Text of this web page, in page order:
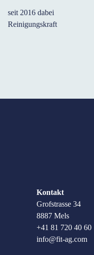
seit 2016 dabei
Reinigungskraft
Kontakt
Grofstrasse 34
8887 Mels
+41 81 720 40 60
info@fit-ag.com